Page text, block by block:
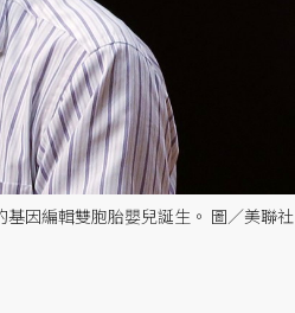
因編輯雙胞胎嬰兒誕生。 圖／美聯社